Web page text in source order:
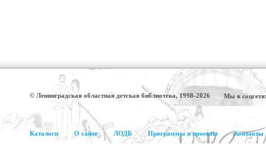
© Ленинградская областная детская библиотека, 1998-2026 Мы в
Каталоги О сайте ЛОДБ Программы и проекты Контакты